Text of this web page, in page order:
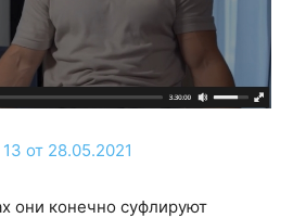
от 28.05.2021
они конечно суфлируют